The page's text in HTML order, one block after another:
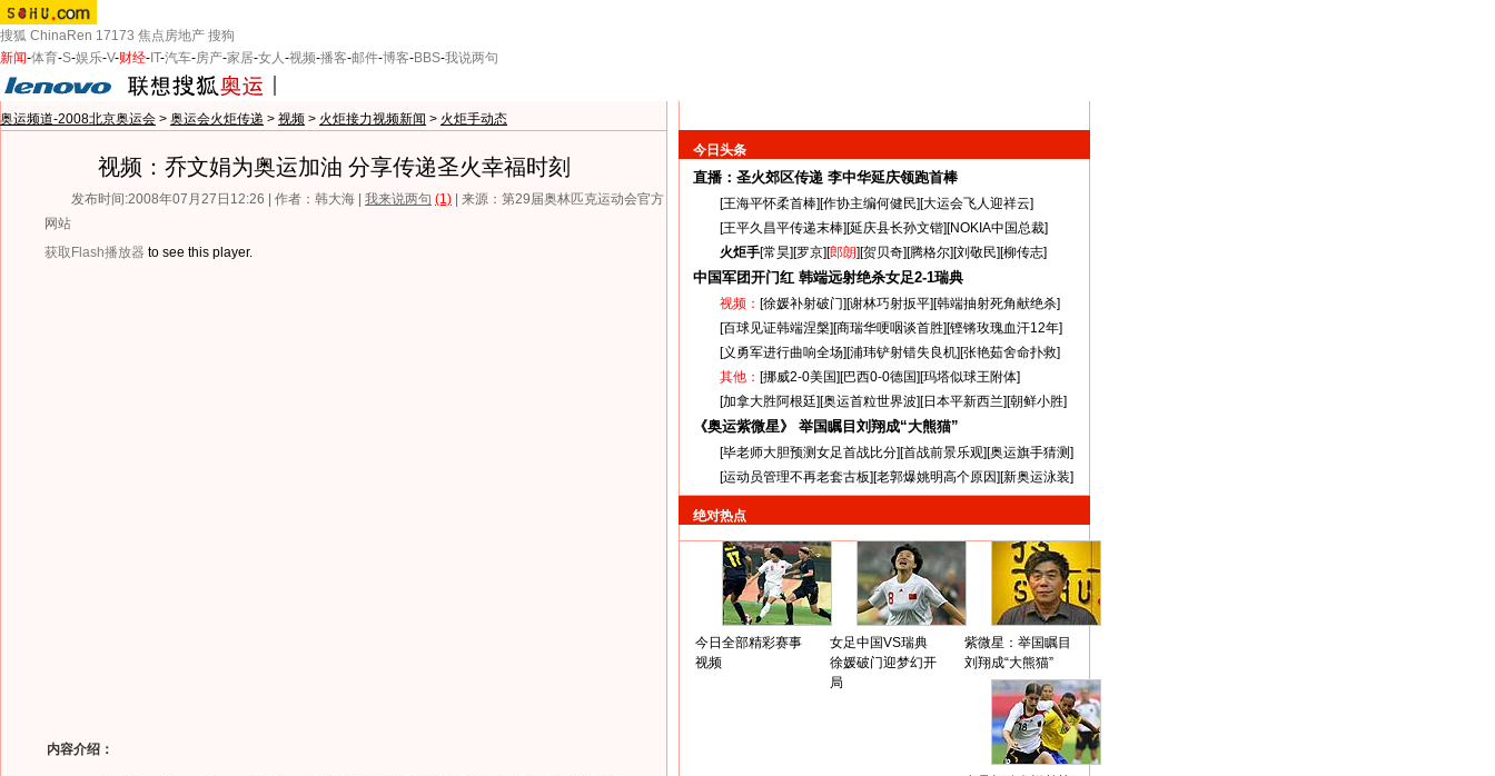
搜狐 ChinaRen 17173 焦点房地产 搜狗
新闻-体育-S-娱乐-V-财经- IT-汽车-房产-家居-女人-视频-播客-邮件-博客-BBS-我说两句
奥运频道-2008北京奥运会 > 奥运会火炬传递 > 视频 > 火炬接力视频新闻 > 火炬手动态
视频：乔文娟为奥运加油 分享传递圣火幸福时刻
发布时间:2008年07月27日12:26 | 作者：韩大海 | 我来说两句 (1) | 来源：第29届奥林匹克运动会官方
网站
获取Flash播放器 to see this player.
内容介绍：
今日头条
直播：圣火郊区传递 李中华延庆领跑首棒
[王海平怀柔首棒][作协主编何健民][大运会飞人迎祥云]
[王平久昌平传递末棒][延庆县长孙文锴][NOKIA中国总裁]
火炬手[常昊][罗京][郎朗][贺贝奇][腾格尔][刘敬民][柳传志]
中国军团开门红 韩端远射绝杀女足2-1瑞典
视频： [徐媛补射破门][谢林巧射扳平][韩端抽射死角献绝杀]
[百球见证韩端涅槃][商瑞华哽咽谈首胜][铿锵玫瑰血汗12年]
[义勇军进行曲响全场][浦玮铲射错失良机][张艳茹舍命扑救]
其他： [挪威2-0美国][巴西0-0德国][玛塔似球王附体]
[加拿大胜阿根廷][奥运首粒世界波][日本平新西兰][朝鲜小胜]
《奥运紫微星》 举国瞩目刘翔成“大熊猫”
[毕老师大胆预测女足首战比分][首战前景乐观][奥运旗手猜测]
[运动员管理不再老套古板][老郭爆姚明高个原因][新奥运泳装]
绝对热点
今日全部精彩赛事
视频
女足中国VS瑞典
徐媛破门迎梦幻开
局
紫微星：举国瞩目
刘翔成“大熊猫”